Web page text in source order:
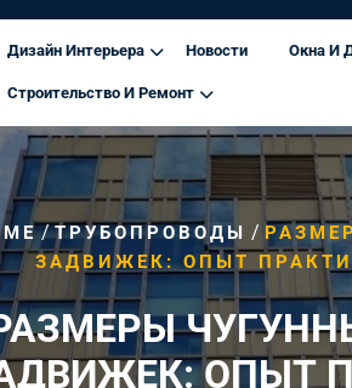
Дизайн Интерьера Новости Окна И
Строительство И Ремонт
/ТРУБОПРОВОДЫ /
ЗАДВИЖЕК: ОПЫТ
ОПЫТ